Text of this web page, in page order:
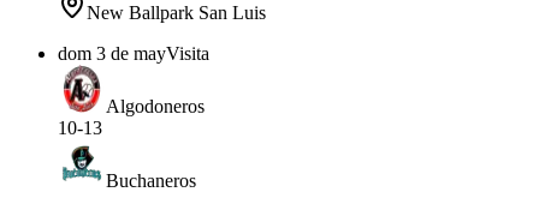
New Ballpark San Luis
dom 3 de mayVisita
Algodoneros
10-13
Buchaneros